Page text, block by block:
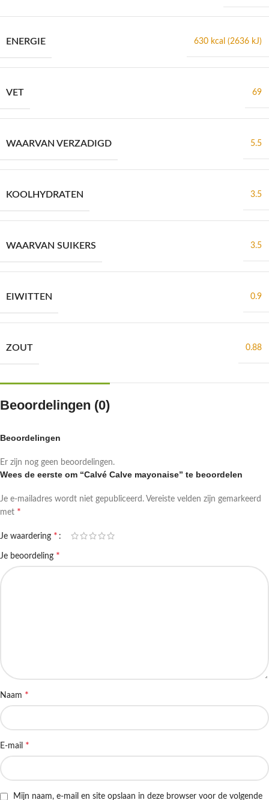
ENERGIE 630 kcal (2636 kJ)
VET 69
WAARVAN VERZADIGD 5.5
KOOLHYDRATEN 3.5
WAARVAN SUIKERS 3.5
EIWITTEN 0.9
ZOUT 0.88
Beoordelingen (0)
Beoordelingen
Er zijn nog geen beoordelingen.
Wees de eerste om “Calvé Calve mayonaise” te beoordelen
Je e-mailadres wordt niet gepubliceerd. Vereiste velden zijn gemarkeerd
met *
Je waardering *
Je beoordeling *
Naam *
E-mail *
Mijn naam, e-mail en site opslaan in deze browser voor de volgende